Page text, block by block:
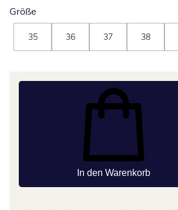
Größe
35 36 37 38
In den Warenkorb